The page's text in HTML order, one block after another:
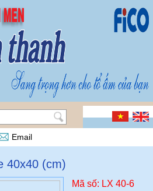
Email
40x40 (cm)
Mã số: LX 40-6